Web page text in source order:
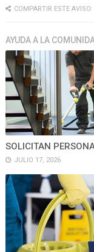
COMPARTIR ESTE AVISO:
AYUDA A LA
SOLICITAN
JULIO 17, 2026